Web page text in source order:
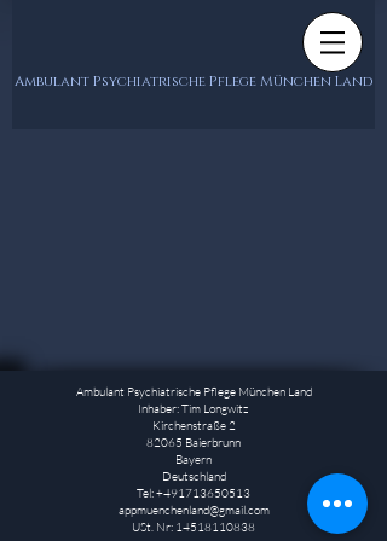
Ambulant Psychiatrische Pflege München Land
Ambulant Psychiatrische Pflege München Land
Inhaber: Tim Longwitz
Kirchenstraße 2
82065 Baierbrunn
Bayern
Deutschland
Tel:+491713650513
appmuenchenland@gmail.com
USt. Nr: 14518110838